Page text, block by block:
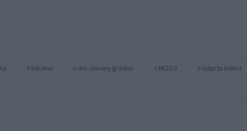
lokalno mo slovenj gradec MOSG odprta kuhna